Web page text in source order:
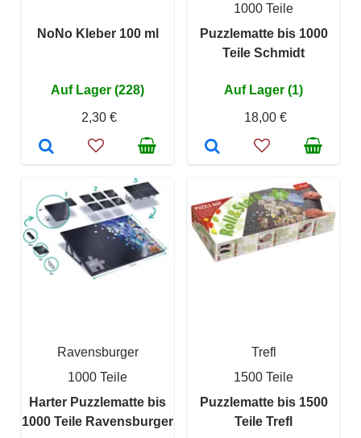
NoNo Kleber 100 ml
Auf Lager (228)
2,30 €
1000 Teile
Puzzlematte bis 1000
Teile Schmidt
Auf Lager (1)
18,00 €
Ravensburger
1000 Teile
Harter Puzzlematte bis
1000 Teile Ravensburger
Trefl
1500 Teile
Puzzlematte bis 1500
Teile Trefl